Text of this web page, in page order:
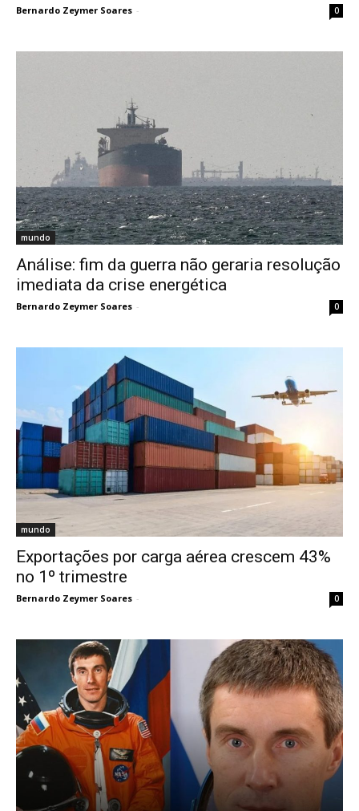
Bernardo Zeymer Soares - 0
mundo
Análise: fim da guerra não geraria resolução
imediata da crise energética
Bernardo Zeymer Soares - 0
mundo
Exportações por carga aérea crescem 43%
no 1º trimestre
Bernardo Zeymer Soares - 0